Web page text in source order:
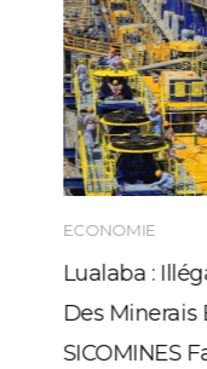
ECONOMIE
Lualaba :
Des Minerais
SICOMINES